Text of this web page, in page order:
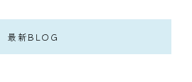
最新BLOG